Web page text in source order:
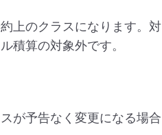
上のクラスになります。対
積算の対象外です。
が予告なく変更になる場合